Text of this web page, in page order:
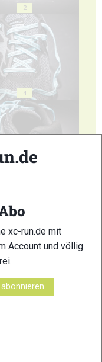
2
4
xc-run.de mit
Account und völlig